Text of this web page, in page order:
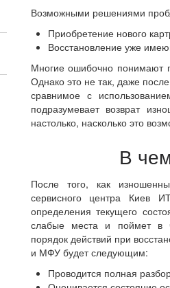
Возможными решениями
Приобретение нового
Восстановление уже
Многие ошибочно понимают
Однако это не так, даже
сравнимое с
подразумевает возврат
настолько, насколько это
В
После того, как
сервисного центра Киев
определения текущего
слабые места и поймет в
порядок действий при
и МФУ будет следующим:
Проводится полная